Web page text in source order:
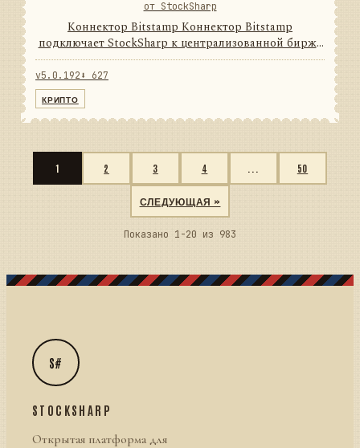
от StockSharp
Коннектор Bitstamp Коннектор Bitstamp
подключает StockSharp к централизованной бирже
цифровых активов. Он переводит данные и
операции провайдера в единую модель сообщений
v5.0.192 ⬇ 627
КРИПТО
1 2 3 4 50
СЛЕДУЮЩАЯ »
Показано 1-20 из 983
S#
STOCKSHARP
Открытая платформа для